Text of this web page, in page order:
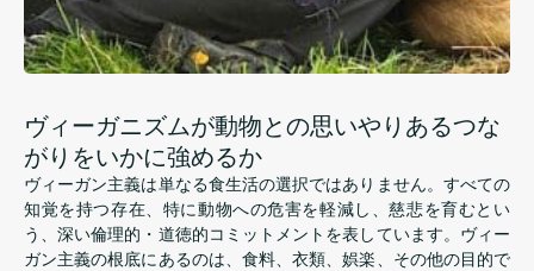
ヴィーガニズムが動物との思いやりあるつな
がりをいかに強めるか
ヴィーガン主義は単なる食生活の選択ではありません。すべての
知覚を持つ存在、特に動物への危害を軽減し、慈悲を育むとい
う、深い倫理的・道徳的コミットメントを表しています。ヴィー
ガン主義の根底にあるのは、食料、衣類、娯楽、その他の目的で